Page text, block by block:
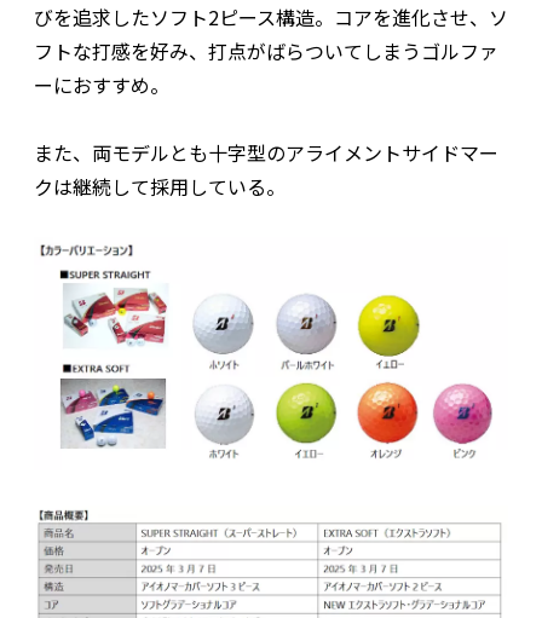
びを追求したソフト2ピース構造。コアを進化させ、ソ
フトな打感を好み、打点がばらついてしまうゴルファ
ーにおすすめ。
また、両モデルとも十字型のアライメントサイドマー
クは継続して採用している。